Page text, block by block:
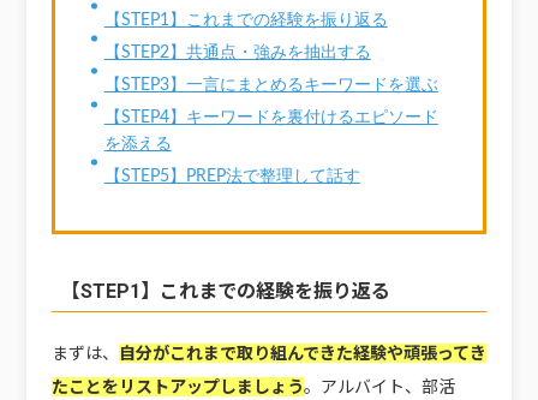
【STEP1】これまでの経験を振り返る
【STEP2】共通点・強みを抽出する
【STEP3】一言にまとめるキーワードを選ぶ
【STEP4】キーワードを裏付けるエピソード
を添える
【STEP5】PREP法で整理して話す
【STEP1】これまでの経験を振り返る
まずは、
自分がこれまで取り組んできた経験や頑張ってき
たことをリストアップしましょう。アルバイト、部活